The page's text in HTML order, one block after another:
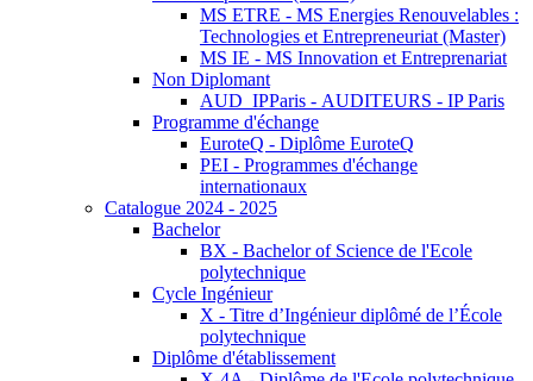
MS ETRE - MS Energies Renouvelables :
Technologies et Entrepreneuriat (Master)
MS IE - MS Innovation et Entreprenariat
Non Diplomant
AUD_IPParis - AUDITEURS - IP Paris
Programme d'échange
EuroteQ - Diplôme EuroteQ
PEI - Programmes d'échange
internationaux
Catalogue 2024 - 2025
Bachelor
BX - Bachelor of Science de l'Ecole
polytechnique
Cycle Ingénieur
X - Titre d’Ingénieur diplômé de l’École
polytechnique
Diplôme d'établissement